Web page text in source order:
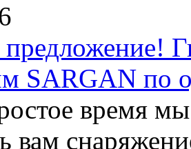
SARGAN по
время
вам